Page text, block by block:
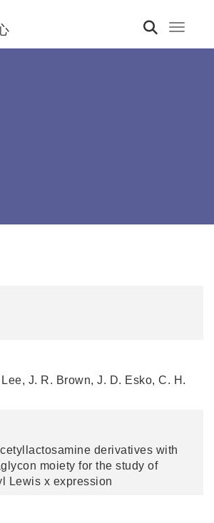
Toggle
J. R. Brown, J. D. Esko, C. H.
derivatives with
moiety for the study of
Lewis x expression